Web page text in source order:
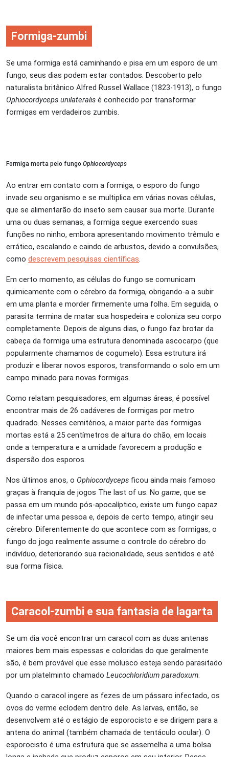
Formiga-zumbi
Se uma formiga está caminhando e pisa em um esporo de um
fungo, seus dias podem estar contados. Descoberto pelo
naturalista britânico Alfred Russel Wallace (1823-1913), o fungo
Ophiocordyceps unilateralis é conhecido por transformar
formigas em verdadeiros zumbis.
Formiga morta pelo fungo Ophiocordyceps
Ao entrar em contato com a formiga, o esporo do fungo
invade seu organismo e se multiplica em várias novas células,
que se alimentarão do inseto sem causar sua morte. Durante
uma ou duas semanas, a formiga segue exercendo suas
funções no ninho, embora apresentando movimento trêmulo e
errático, escalando e caindo de arbustos, devido a convulsões,
como descrevem pesquisas científicas.
Em certo momento, as células do fungo se comunicam
quimicamente com o cérebro da formiga, obrigando-a a subir
em uma planta e morder firmemente uma folha. Em seguida, o
parasita termina de matar sua hospedeira e coloniza seu corpo
completamente. Depois de alguns dias, o fungo faz brotar da
cabeça da formiga uma estrutura denominada ascocarpo (que
popularmente chamamos de cogumelo). Essa estrutura irá
produzir e liberar novos esporos, transformando o solo em um
campo minado para novas formigas.
Como relatam pesquisadores, em algumas áreas, é possível
encontrar mais de 26 cadáveres de formigas por metro
quadrado. Nesses cemitérios, a maior parte das formigas
mortas está a 25 centímetros de altura do chão, em locais
onde a temperatura e a umidade favorecem a produção e
dispersão dos esporos.
Nos últimos anos, o Ophiocordyceps ficou ainda mais famoso
graças à franquia de jogos The last of us. No game, que se
passa em um mundo pós-apocalíptico, existe um fungo capaz
de infectar uma pessoa e, depois de certo tempo, atingir seu
cérebro. Diferentemente do que acontece com as formigas, o
fungo do jogo realmente assume o controle do cérebro do
indivíduo, deteriorando sua racionalidade, seus sentidos e até
sua forma física.
Caracol-zumbi e sua fantasia de lagarta
Se um dia você encontrar um caracol com as duas antenas
maiores bem mais espessas e coloridas do que geralmente
são, é bem provável que esse molusco esteja sendo parasitado
por um platelminto chamado Leucochloridium paradoxum.
Quando o caracol ingere as fezes de um pássaro infectado, os
ovos do verme eclodem dentro dele. As larvas, então, se
desenvolvem até o estágio de esporocisto e se dirigem para a
antena do animal (também chamada de tentáculo ocular). O
esporocisto é uma estrutura que se assemelha a uma bolsa